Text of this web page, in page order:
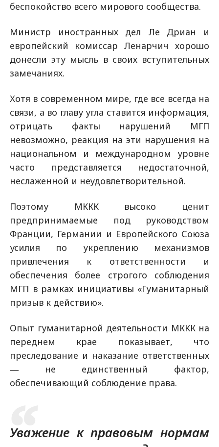
беспокойство всего мирового сообщества.
Министр иностранных дел Ле Дриан и
европейский комиссар Ленарчич хорошо
донесли эту мысль в своих вступительных
замечаниях.
Хотя в современном мире, где все всегда на
связи, а во главу угла ставится информация,
отрицать факты нарушений МГП
невозможно, реакция на эти нарушения на
национальном и международном уровне
часто представляется недостаточной,
неслаженной и неудовлетворительной.
Поэтому МККК высоко ценит
предпринимаемые под руководством
Франции, Германии и Европейского Союза
усилия по укреплению механизмов
привлечения к ответственности и
обеспечения более строгого соблюдения
МГП в рамках инициативы «Гуманитарный
призыв к действию».
Опыт гуманитарной деятельности МККК на
переднем крае показывает, что
преследование и наказание ответственных
― не единственный фактор,
обеспечивающий соблюдение права.
Уважение к правовым нормам